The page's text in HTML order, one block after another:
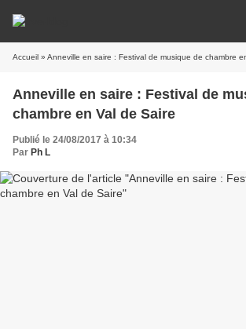
Accueil » Anneville en saire : Festival de musique de chambre
Anneville en saire : Festival de
chambre en Val de Saire
Publié le 24/08/2017 à 10:34
Par Ph L